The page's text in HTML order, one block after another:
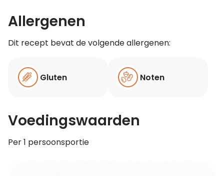
Allergenen
Dit recept bevat de volgende allergenen:
Gluten Noten
Voedingswaarden
Per 1 persoonsportie